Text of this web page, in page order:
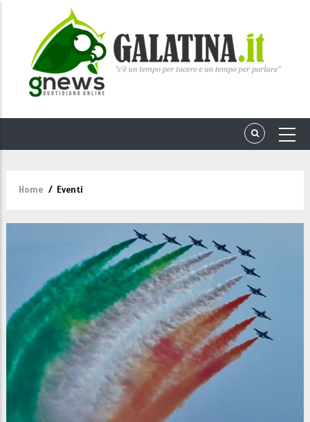
Briciole
di
Home / Eventi